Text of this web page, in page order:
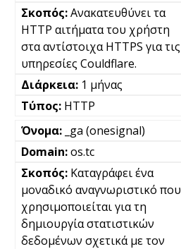
Ανακατευθύνει τα
HTTP αιτήματα του χρήστη
στα αντίστοιχα HTTPS για τις
υπηρεσίες Couldflare.
1 μήνας
HTTP
_ga (onesignal)
os.tc
Καταγράφει ένα
μοναδικό αναγνωριστικό που
χρησιμοποιείται για τη
δημιουργία στατιστικών
δεδομένων σχετικά με τον